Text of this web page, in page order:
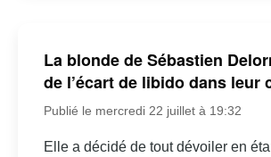
La blonde de Sébastien
de l’écart de libido dans leur
Publié le mercredi 22 juillet à 19:32
Elle a décidé de tout dévoiler en